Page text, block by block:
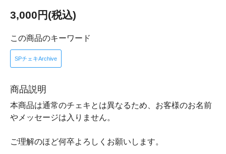
3,000円(税込)
この商品のキーワード
SPチェキArchive
商品説明
本商品は通常のチェキとは異なるため、お客様のお名前
やメッセージは入りません。
ご理解のほど何卒よろしくお願いします。